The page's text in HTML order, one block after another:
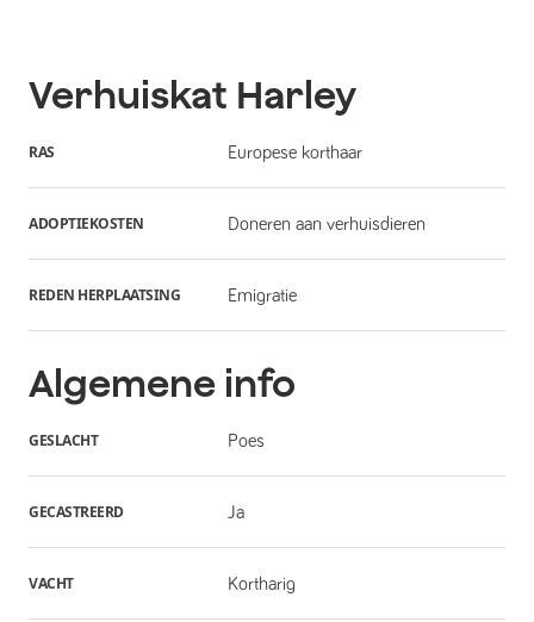
Verhuiskat Harley
RAS Europese korthaar
ADOPTIEKOSTEN Doneren aan verhuisdieren
REDEN HERPLAATSING Emigratie
Algemene info
GESLACHT Poes
GECASTREERD Ja
VACHT Kortharig